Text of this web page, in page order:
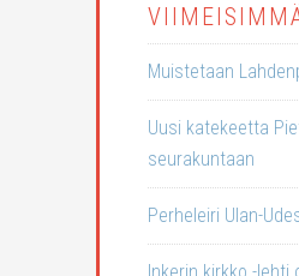
Muistetaan
Uusi katekeetta
seurakuntaan
Perheleiri Ulan-